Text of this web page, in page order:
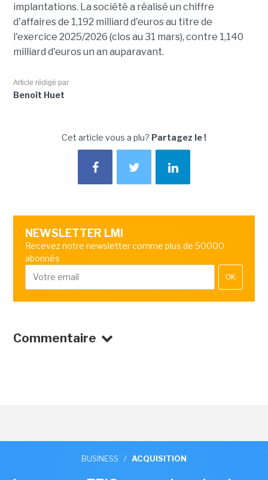
implantations. La société a réalisé un chiffre
d'affaires de 1,192 milliard d'euros au titre de
l'exercice 2025/2026 (clos au 31 mars), contre 1,140
milliard d'euros un an auparavant.
Article rédigé par
Benoît Huet
Cet article vous a plu? Partagez le !
NEWSLETTER LMI
Recevez notre newsletter comme plus de 50000
abonnés
OK
Commentaire
BUSINESS / ACQUISITION